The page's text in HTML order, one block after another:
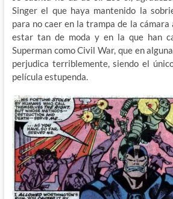
Singer el que haya mantenido la
para no caer en la trampa de la cámara
estar tan de moda y en la que han
Superman como Civil War, que en
perjudica terriblemente, siendo el
película estupenda.